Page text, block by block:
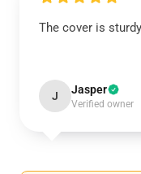
The cover is
J Jasper
Verified owner